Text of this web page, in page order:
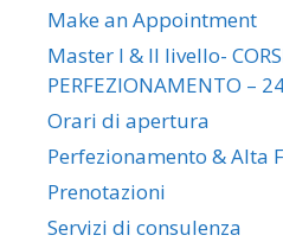
Make an Appointment
Master I & II livello-
PERFEZIONAMENTO –
Orari di apertura
Perfezionamento & Alta
Prenotazioni
Servizi di consulenza